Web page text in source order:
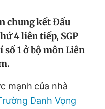
360
chung kết Đấu
4 liên tiếp, SGP
1 ở bộ môn Liên
mạnh của nhà
Danh Vọng